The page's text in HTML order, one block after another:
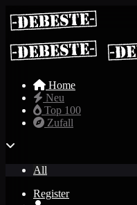
Home
Neu
Top 100
Zufall
All
Register